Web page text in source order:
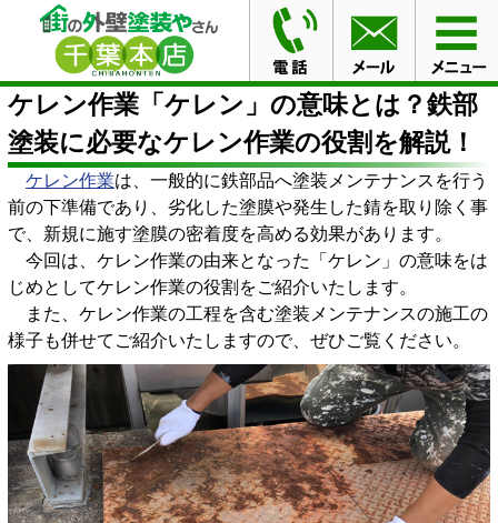
HOME ブログ
ケレン作業「ケレン」の意味とは？鉄部
塗装に必要なケレン作業の役割を解説！
ケレン作業「ケレン」の意味とは？鉄部
塗装に必要なケレン作業の役割を解説！
ケレン作業は、一般的に鉄部品へ塗装メンテナンスを行う
前の下準備であり、劣化した塗膜や発生した錆を取り除く事
で、新規に施す塗膜の密着度を高める効果があります。
今回は、ケレン作業の由来となった「ケレン」の意味をは
じめとしてケレン作業の役割をご紹介いたします。
また、ケレン作業の工程を含む塗装メンテナンスの施工の
様子も併せてご紹介いたしますので、ぜひご覧ください。